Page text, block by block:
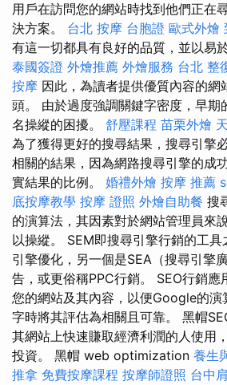
用戶在訪問您的網站時找到他們正在
決方案。 台北 按摩 台胞證 歐式外燴
有這一切都具有良好的品質，並以易
泰國簽證 外燴推薦 外燴服務 台北 整
按摩 因此，為讀者提供優質內容的網
頭。 由於過度強調關鍵字密度，早期
名操縱的困擾。 舒壓課程 苗栗外燴
為了獲得更好的搜尋結果，搜尋引擎
相關的結果，因為網路搜尋引擎的成
實結果的比例。 婚禮外燴 按摩 推薦
底按摩教學 按摩 證照 外燴自助餐 搜
的演算法，其因素對於網站管理員來
以操縱。 SEM即搜尋引擎行銷的工具
引擎優化，另一個是SEA（搜尋引擎
告，或更俗稱PPC行銷。 SEO行銷應
您的網站及其內容，以便Google的演
字時將其評估為相關且可靠。 黑帽
其網站上快速賺取經濟利潤的人使用
投資。 黑帽 web optimization 養生
推拿 免費按摩課程 按摩師證照 台中